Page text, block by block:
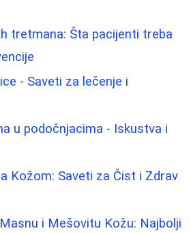
tretmana: Šta pacijenti treba
- Saveti za lečenje i
u podočnjacima - Iskustva i
Kožom: Saveti za Čist i Zdrav
i Mešovitu Kožu: Najbolji